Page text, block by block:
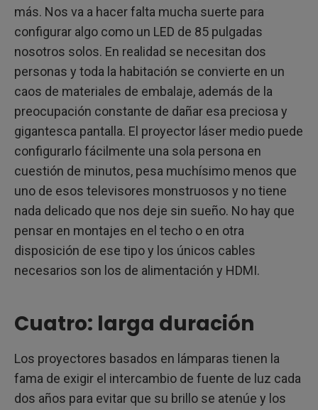
más. Nos va a hacer falta mucha suerte para
configurar algo como un LED de 85 pulgadas
nosotros solos. En realidad se necesitan dos
personas y toda la habitación se convierte en un
caos de materiales de embalaje, además de la
preocupación constante de dañar esa preciosa y
gigantesca pantalla. El proyector láser medio puede
configurarlo fácilmente una sola persona en
cuestión de minutos, pesa muchísimo menos que
uno de esos televisores monstruosos y no tiene
nada delicado que nos deje sin sueño. No hay que
pensar en montajes en el techo o en otra
disposición de ese tipo y los únicos cables
necesarios son los de alimentación y HDMI.
Cuatro: larga duración
Los proyectores basados en lámparas tienen la
fama de exigir el intercambio de fuente de luz cada
dos años para evitar que su brillo se atenúe y los